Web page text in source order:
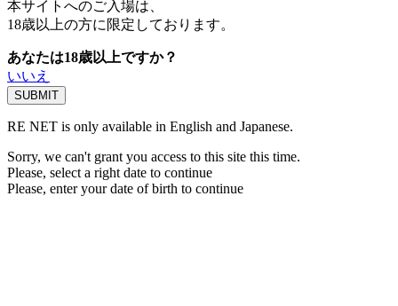
本サイトへのご入場は、
18歳以上の方に限定しております。
あなたは18歳以上ですか？
いいえ
RE NET is only available in English and Japanese.
Sorry, we can't grant you access to this site this time.
Please, select a right date to continue
Please, enter your date of birth to continue